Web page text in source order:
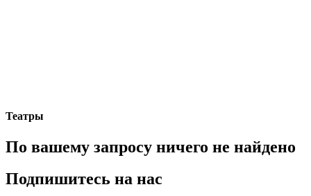
Театры
По вашему запросу ничего не найдено
Подпишитесь на нас